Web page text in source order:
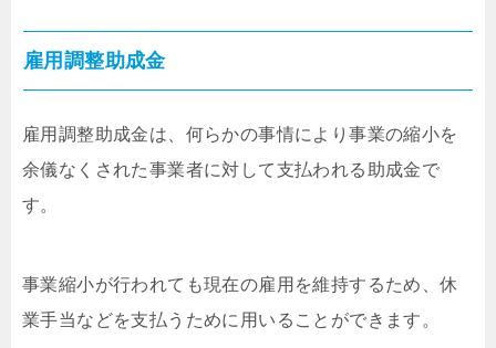
雇用調整助成金
雇用調整助成金は、何らかの事情により事業の縮小を
余儀なくされた事業者に対して支払われる助成金で
す。
事業縮小が行われても現在の雇用を維持するため、休
業手当などを支払うために用いることができます。